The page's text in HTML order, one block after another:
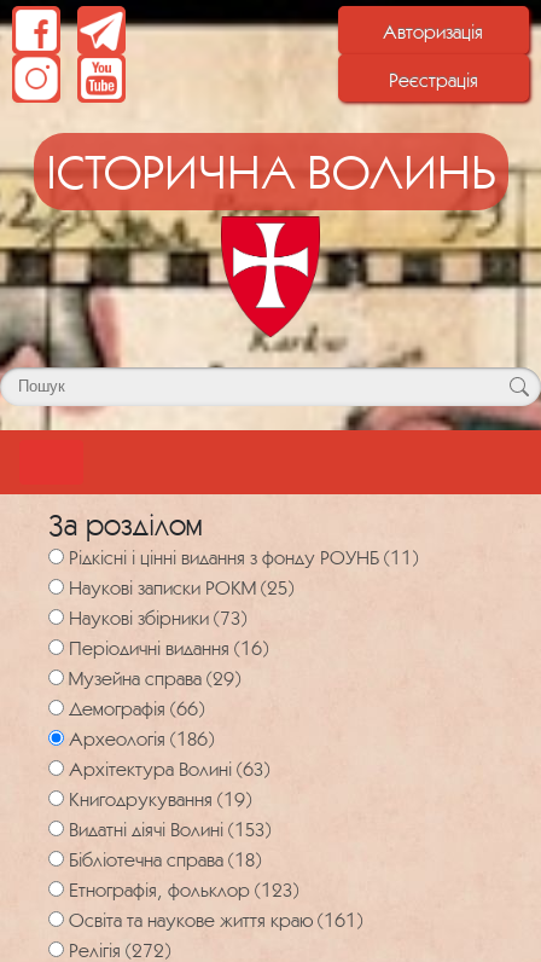
Авторизація
Реєстрація
ІСТОРИЧНА ВОЛИНЬ
За розділом
Рідкісні і цінні видання з фонду РОУНБ (11)
Наукові записки РОКМ (25)
Наукові збірники (73)
Періодичні видання (16)
Музейна справа (29)
Демографія (66)
Археологія (186)
Архітектура Волині (63)
Книгодрукування (19)
Видатні діячі Волині (153)
Бібліотечна справа (18)
Етнографія, фольклор (123)
Освіта та наукове життя краю (161)
Релігія (272)